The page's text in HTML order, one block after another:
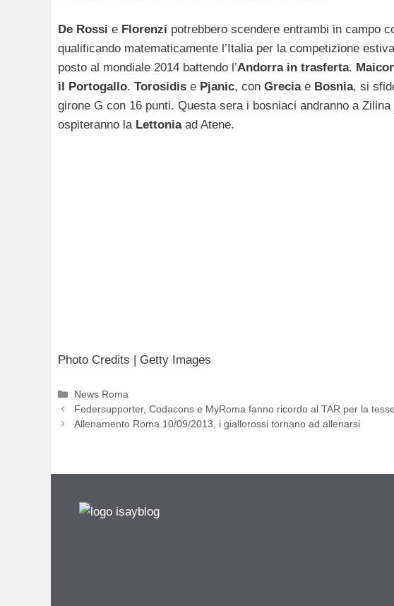
De Rossi e Florenzi potrebbero scendere entrambi in campo
qualificando matematicamente l’Italia per la competizione
posto al mondiale 2014 battendo l’Andorra in trasferta.
il Portogallo. Torosidis e Pjanic, con Greciae Bosnia, si
girone G con 16 punti. Questa sera i bosniaci andranno a
ospiteranno la Lettoniaad Atene.
Photo Credits | Getty Images
Categorie
News Roma
Federsupporter, Codacons e MyRoma fanno ricordo al TAR per la
Allenamento Roma 10/09/2013, i giallorossi tornano ad allenarsi